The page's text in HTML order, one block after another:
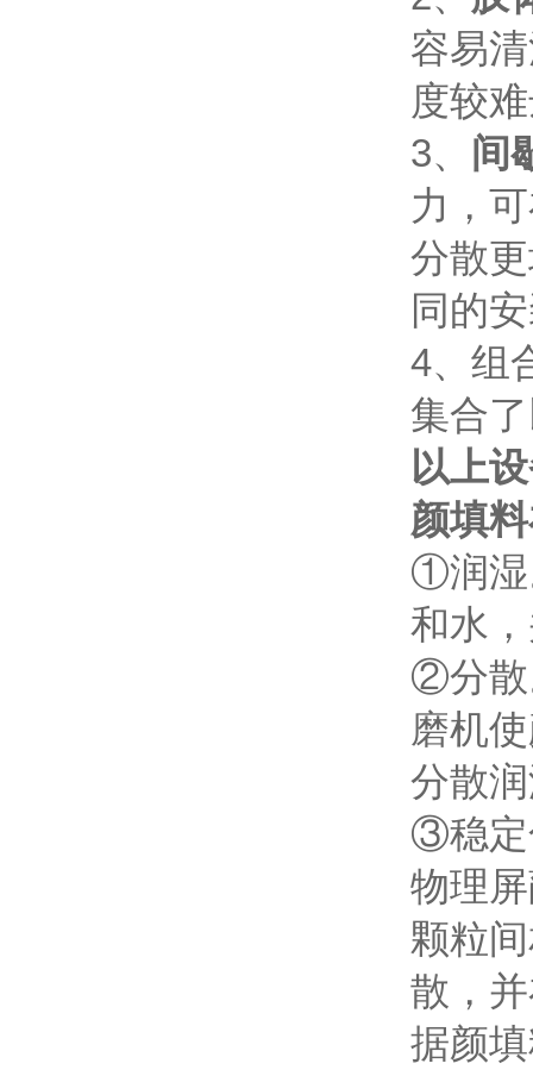
容易
度较
3、 间
力，
分散
同的
4、组
集合
以上
颜填
①润湿
和水
②分散
磨机
分散
③稳定
物理
颗粒
散，
据颜